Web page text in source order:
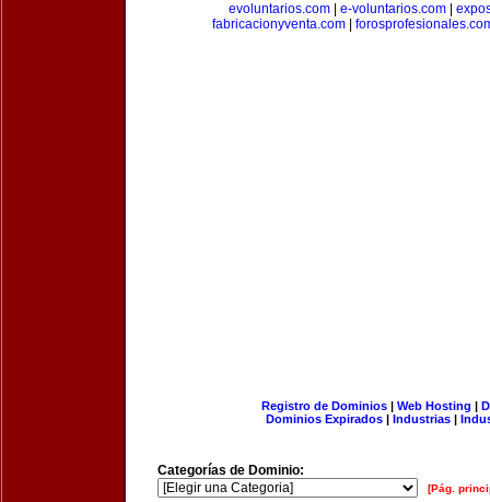
evoluntarios.com
e-voluntarios.com
fabricacionyventa.com|
Registro de Dominios| Web Hosting |
Dominios Expirados | Industrias |
Categorías de Dominio:
[Pág.